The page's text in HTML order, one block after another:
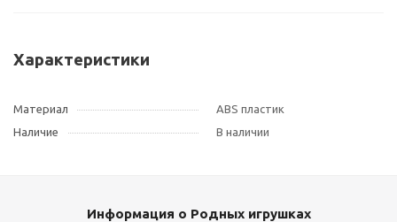
Характеристики
Материал
ABS пластик
Наличие
В наличии
Информация о Родных игрушках